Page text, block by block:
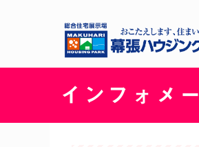
インフォメ